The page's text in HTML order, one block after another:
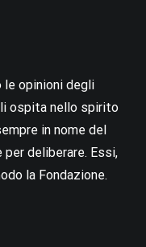
opinioni degli
li ospita nello spirito
in nome del
deliberare. Essi,
la Fondazione.